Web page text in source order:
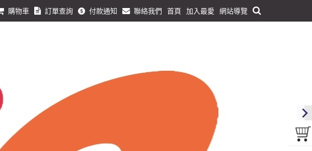
購物車 訂單查詢 付款通知 聯絡我們 首頁 加入最愛 網站導覽